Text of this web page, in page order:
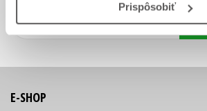
Prispôsobiť
emailová
adresa
emailová
adresa
Vaša emailová adresa
E-SHOP